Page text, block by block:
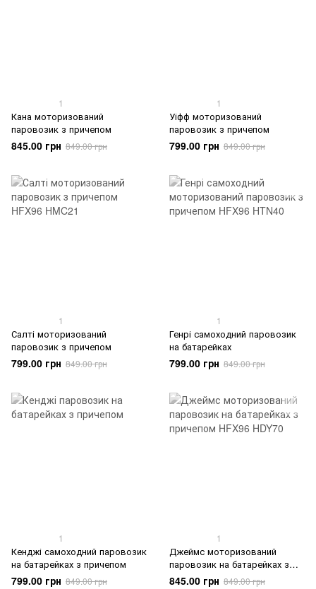
1
Кана моторизований
паровозик з причепом
845.00 грн 849.00 грн
1
Уіфф моторизований
паровозик з причепом
799.00 грн 849.00 грн
1
Салті моторизований
паровозик з причепом
799.00 грн 849.00 грн
1
Генрі самоходний паровозик
на батарейках
799.00 грн 849.00 грн
1
Кенджі самоходний паровозик
на батарейках з причепом
799.00 грн 849.00 грн
1
Джеймс моторизований
паровозик на батарейках з
причепом HFX96-HDY70
845.00 грн 849.00 грн